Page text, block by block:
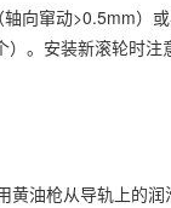
向窜动>0.5mm）
。安装新滚轮时注
油枪从导轨上的